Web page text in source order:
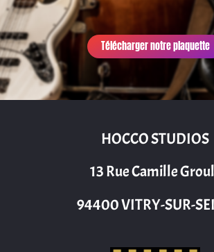
Télécharger notre plaquette
HOCCO STUDIOS
13 Rue Camille
94400 VITRY-SUR-